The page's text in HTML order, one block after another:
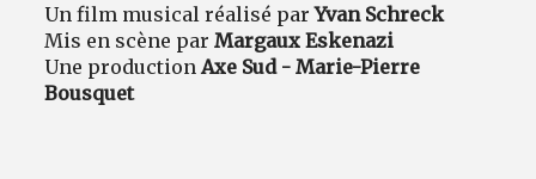
Un film musical réalisé parYvan Schreck
Mis en scène parMargaux Eskenazi
Une productionAxe Sud - Marie-Pierre
Bousquet